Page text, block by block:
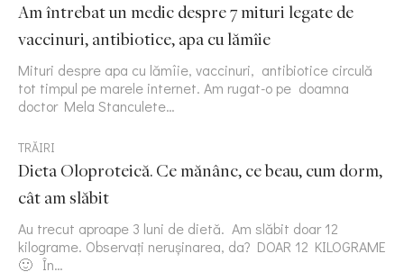
Am întrebat un medic despre 7 mituri legate de
vaccinuri, antibiotice, apa cu lămîie
Mituri despre apa cu lămîie, vaccinuri, antibiotice circulă
tot timpul pe marele internet. Am rugat-o pe doamna
doctor Mela Stanculete…
TRĂIRI
Dieta Oloproteică. Ce mănânc, ce beau, cum dorm,
cât am slăbit
Au trecut aproape 3 luni de dietă. Am slăbit doar 12
kilograme. Observați nerușinarea, da? DOAR 12 KILOGRAME
🙂 În…